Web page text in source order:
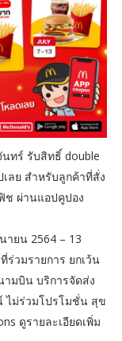
ทร์ รับสิทธิ์ double
ลย สำหรับลูกค้าที่สั่ง
ช ผ่านแอปคูปอง
ายน 2564 – 13
วมรายการ ยกเว้น
มบิน บริการจัดส่ง
ไม่ร่วมโปรโมชั่น สุข
ดูรายละเอียดเพิ่ม